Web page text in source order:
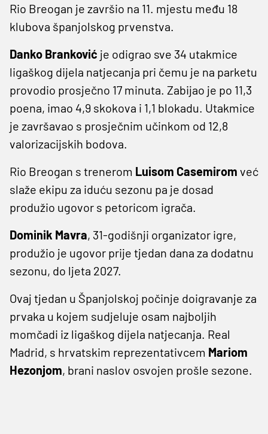
Rio Breogan je završio na 11. mjestu među 18
klubova španjolskog prvenstva.
Danko Branković je odigrao sve 34 utakmice
ligaškog dijela natjecanja pri čemu je na parketu
provodio prosječno 17 minuta. Zabijao je po 11,3
poena, imao 4,9 skokova i 1,1 blokadu. Utakmice
je završavao s prosječnim učinkom od 12,8
valorizacijskih bodova.
Rio Breogan s trenerom Luisom Casemirom već
slaže ekipu za iduću sezonu pa je dosad
produžio ugovor s petoricom igrača.
Dominik Mavra, 31-godišnji organizator igre,
produžio je ugovor prije tjedan dana za dodatnu
sezonu, do ljeta 2027.
Ovaj tjedan u Španjolskoj počinje doigravanje za
prvaka u kojem sudjeluje osam najboljih
momčadi iz ligaškog dijela natjecanja. Real
Madrid, s hrvatskim reprezentativcem Mariom
Hezonjom, brani naslov osvojen prošle sezone.